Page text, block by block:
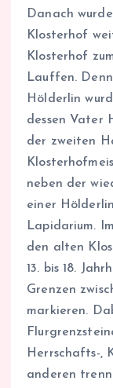
Danach
Klosterhof
Klosterhof
Lauffen.
Hölderlin
dessen Vater
der zweiten
neben der
einer
Lapidarium.
den alten
13. bis 18.
Grenzen
markieren.
Herrschafts-,
anderen